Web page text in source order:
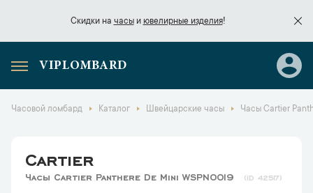
Скидки на часыи ювелирные изделия!
Скидки начасы
VIPLOMBARD
Часовой ломбард Каталог Швейцарские часы Часы Cartier
Cartier
Часы Cartier Panthere De Mini WSPN0019 42517